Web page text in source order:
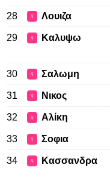
28 ♀ Λουιζα
29 ♀ Καλυψω
30 ♀ Σαλωμη
31 ♀ Νικος
32 ♀ Αλίκη
33 ♀ Σοφια
34 ♀ Κασσανδρα